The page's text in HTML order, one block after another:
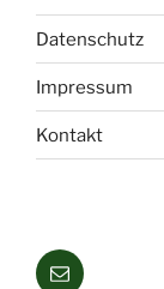
Datenschutz
Impressum
Kontakt
Mail